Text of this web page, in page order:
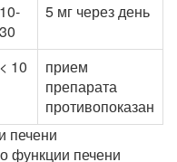
10-
30
5 мг через день
< 10
прием
препарата
противопоказан
печени
функции печени